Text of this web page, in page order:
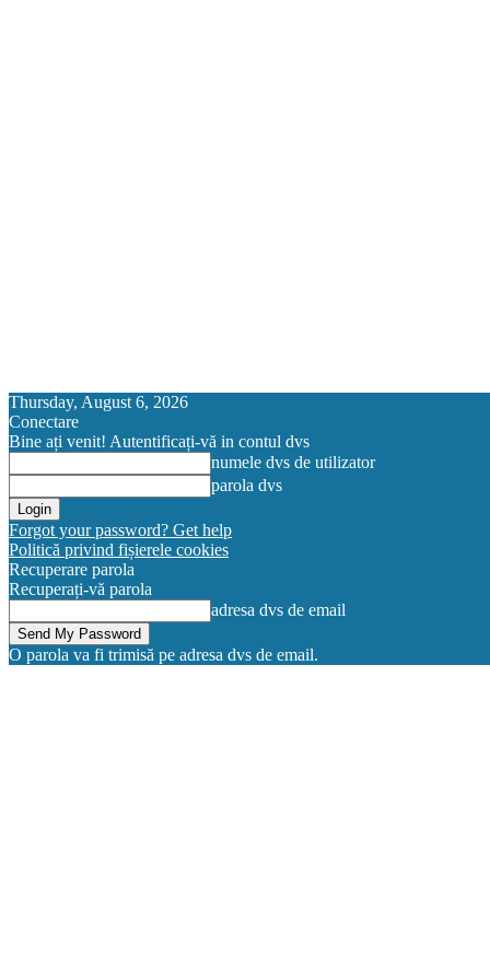
Thursday, August 6, 2026
Conectare
Bine ați venit! Autentificați-vă in contul dvs
numele dvs de utilizator
parola dvs
Forgot your password? Get help
Politică privind fișierele cookies
Recuperare parola
Recuperați-vă parola
adresa dvs de email
O parola va fi trimisă pe adresa dvs de email.